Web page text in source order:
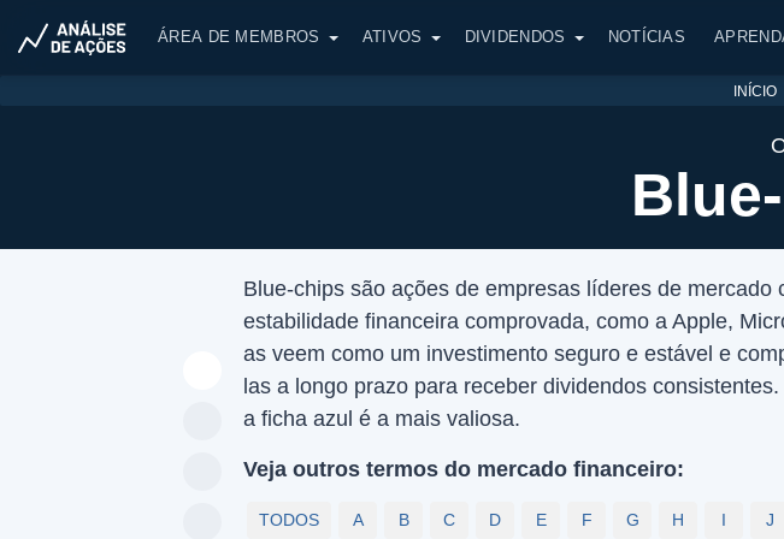
ÁREA DE MEMBROS ATIVOS DIVIDENDOS NOTÍCIAS
INÍCIO
Blue-chips são ações de empresas líderes de mercado
estabilidade financeira comprovada, como a Apple,
as veem como um investimento seguro e estável e
las a longo prazo para receber dividendos
a ficha azul é a mais valiosa.
Veja outros termos do mercado financeiro:
TODOS A B C D E F G H I J